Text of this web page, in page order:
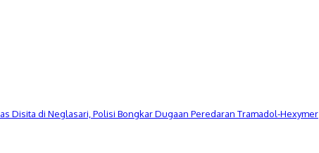
Disita di Neglasari, Polisi Bongkar Dugaan Peredaran Tramadol-Hexymer